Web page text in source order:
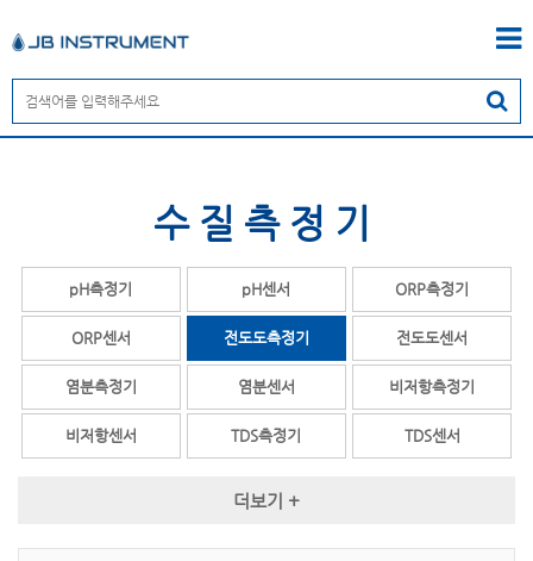
수질측정기
pH측정기 pH센서 ORP측정기
ORP센서 전도도측정기 전도도센서
염분측정기 염분센서 비저항측정기
비저항센서 TDS측정기 TDS센서
더보기 +